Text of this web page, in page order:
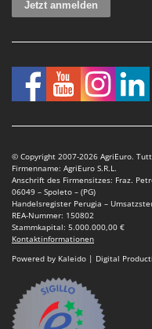
Ompagrill
Outdoorchef
P
Palazzetti
Palumbo Pavi
Partisani
Paterlini
Philips
Pramac
Prismafood
R
R.G.V.
© Copyright 2007-2026 AgriEuro.
Firmenname: AgriEuro S.R.L.
Anschrift des Firmensitzes: Fraz.
06049 – Spoleto – (PG)
Handelsregister Perugia –
REA-Nummer: 150802
Stammkapital: 5.000.000,00 €
Kontaktinformationen
Powered by Kaleido | Digital